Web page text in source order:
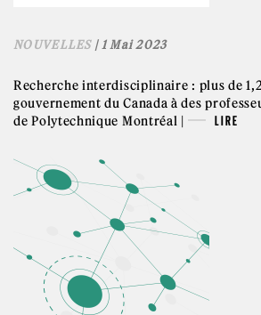
NOUVELLES| 1 Mai 2023
Recherche interdisciplinaire : plus de
gouvernement du Canada à des
de Polytechnique Montréal |
LIRE